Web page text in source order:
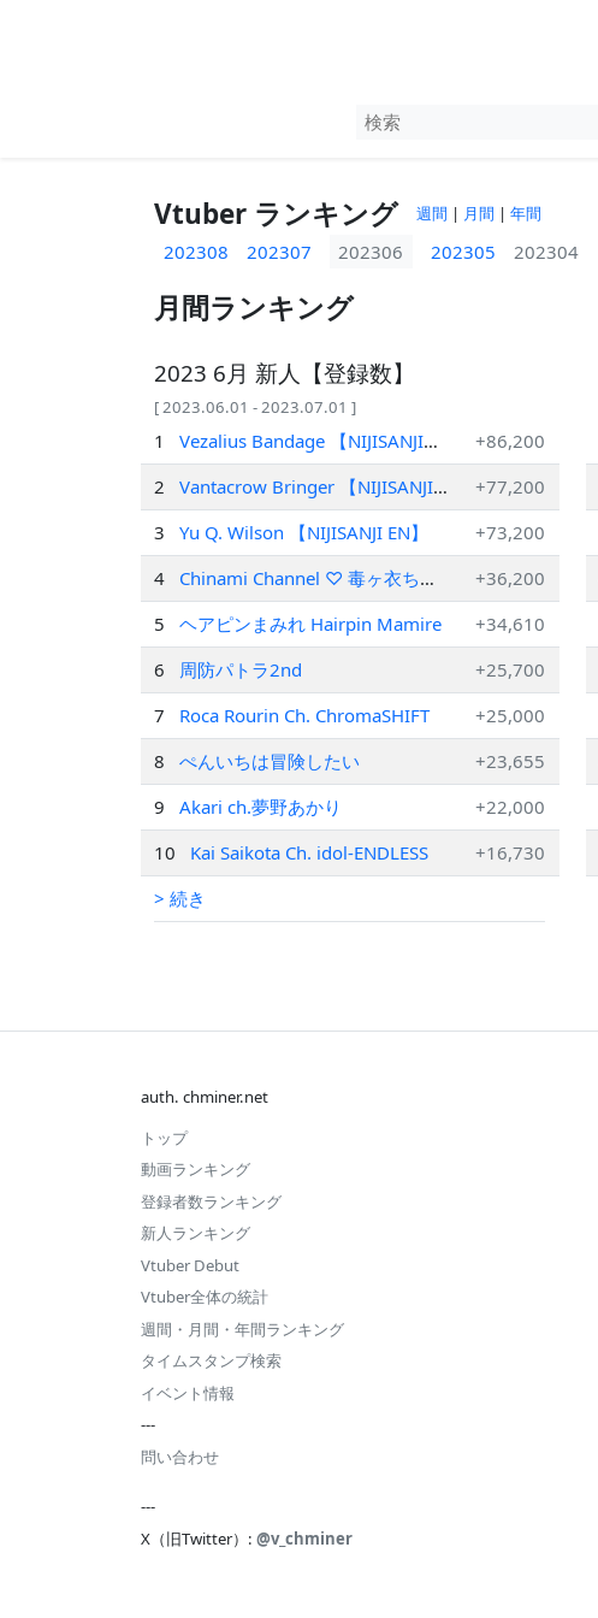
Vtuber ランキング 週間 | 月間 |年間
202308 202307 202306 202305 202304
月間ランキング
2023 6月 新人【登録数】
[ 2023.06.01 - 2023.07.01 ]
1
Vezalius Bandage 【NIJISANJI
EN】
+86,200
2
Vantacrow Bringer 【NIJISANJI
EN】
+77,200
3
Yu Q. Wilson 【NIJISANJI EN】
+73,200
4
Chinami Channel ♡ 毒ヶ衣ちな
み【Vtuber】
+36,200
5
ヘアピンまみれ Hairpin Mamire
+34,610
6
周防パトラ2nd
+25,700
7
Roca Rourin Ch. ChromaSHIFT
+25,000
8
ぺんいちは冒険したい
+23,655
9
Akari ch.夢野あかり
+22,000
10
Kai Saikota Ch. idol-ENDLESS
+16,730
> 続き
auth. chminer.net
トップ
動画ランキング
登録者数ランキング
新人ランキング
Vtuber Debut
Vtuber全体の統計
週間・月間・年間ランキング
タイムスタンプ検索
イベント情報
---
問い合わせ
---
X（旧Twitter）: @v_chminer